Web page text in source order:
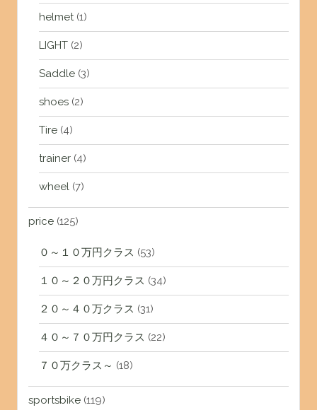
helmet(1)
LIGHT(2)
Saddle(3)
shoes(2)
Tire(4)
trainer(4)
wheel(7)
price(125)
０～１０万円クラス (53)
１０～２０万円クラス (34)
２０～４０万クラス (31)
４０～７０万円クラス (22)
７０万クラス～ (18)
sportsbike(119)